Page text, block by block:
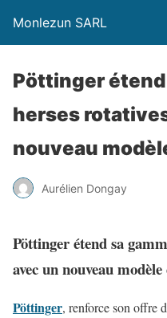
Monlezun SARL
Pöttinger étend
herses
nouveau
Aurélien Dongay
Pöttinger étend sa
avec un nouveau
Pöttinger, renforce son offre